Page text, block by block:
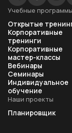
Учебные программы
Открытые
Корпоративные
тренинги
Корпоративные
мастер-классы
Вебинары
Семинары
Индивидуальное
обучение
Наши проекты
Планировщик